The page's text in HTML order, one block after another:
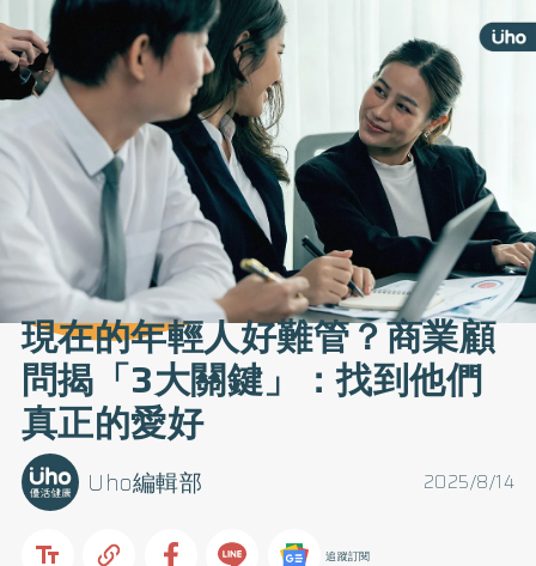
現在的年輕人好難管？商業顧
問揭「3大關鍵」：找到他們
真正的愛好
2025/8/14
Uho編輯部
追蹤訂閱